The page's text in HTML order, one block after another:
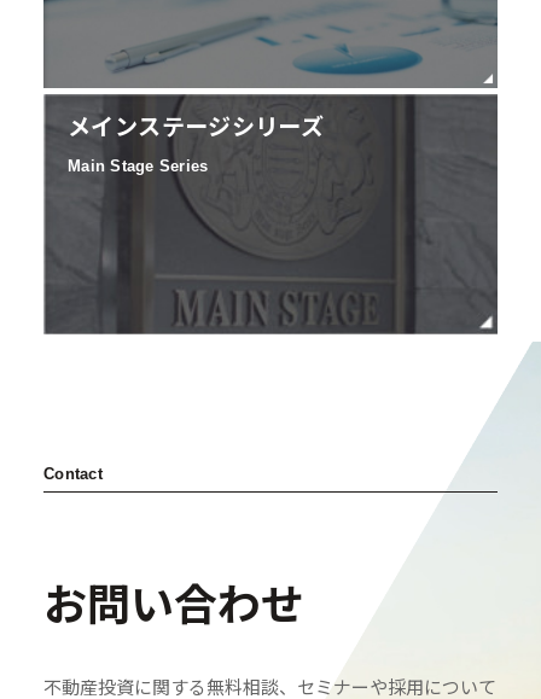
メインステージシリーズ
Main Stage Series
Contact
お問い合わせ
不動産投資に関する無料相談、セミナーや採用について